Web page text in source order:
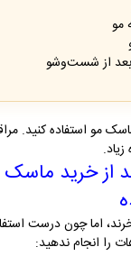
مو
از شست‌وشو
مو استفاده کنید.
زیاد.
از خرید ماسک
اما چون درست
را انجام ندهید: